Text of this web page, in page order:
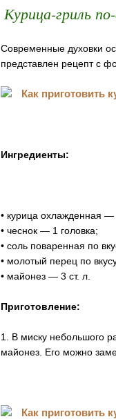
Курица-гриль
Современные духовки
представлен рецепт с
Ингредиенты:
• курица охлажденная —
• чеснок — 1 головка;
• соль поваренная по
• молотый перец по
• майонез — 3 ст. л.
Приготовление:
1. В миску небольшого
майонез. Его можно